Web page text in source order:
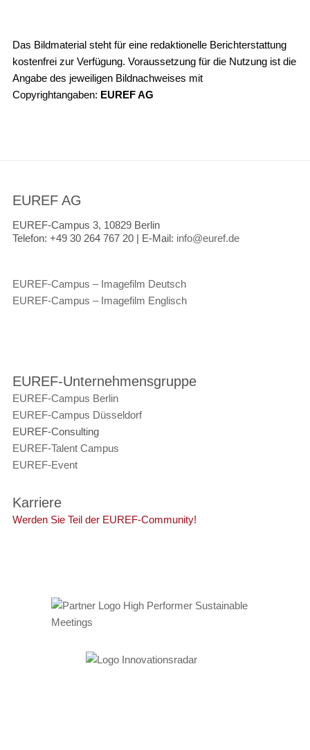
Das Bildmaterial steht für eine redaktionelle Berichterstattung
kostenfrei zur Verfügung. Voraussetzung für die Nutzung ist die
Angabe des jeweiligen Bildnachweises mit
Copyrightangaben: EUREF AG
EUREF AG
EUREF-Campus 3, 10829 Berlin
Telefon: +49 30 264 767 20 | E-Mail: info@euref.de
EUREF-Campus – Imagefilm Deutsch
EUREF-Campus – Imagefilm Englisch
EUREF-Unternehmensgruppe
EUREF-Campus Berlin
EUREF-Campus Düsseldorf
EUREF-Consulting
EUREF-Talent Campus
EUREF-Event
Karriere
Werden Sie Teil der EUREF-Community!